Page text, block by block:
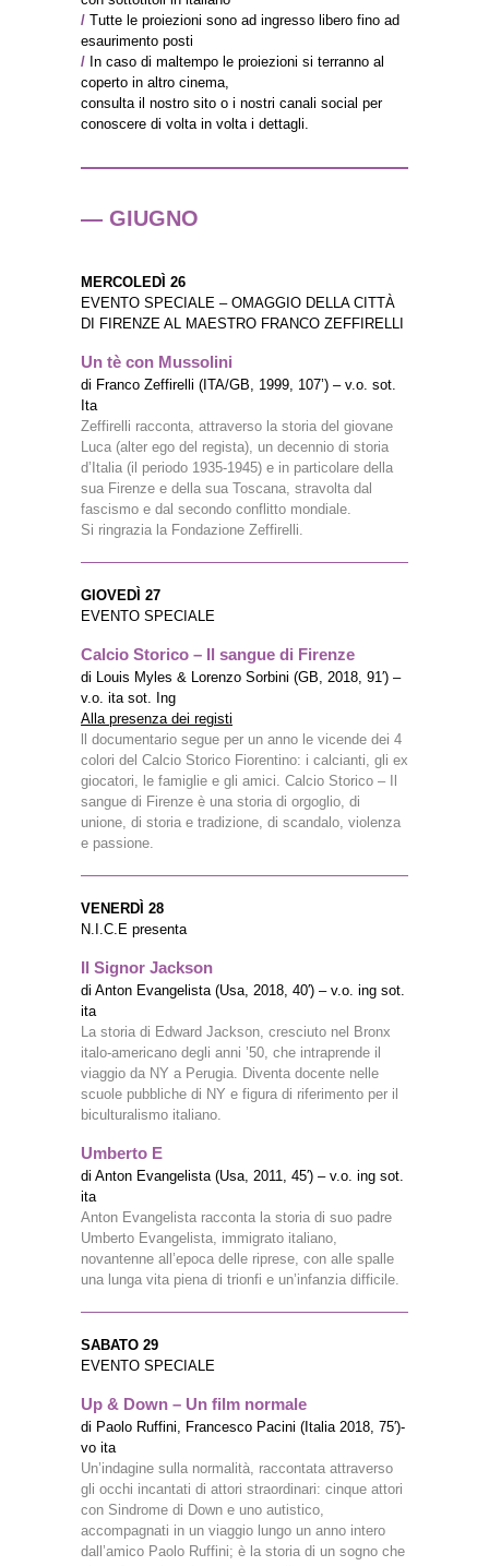
/ Tutte le proiezioni sono ad ingresso libero fino ad
esaurimento posti
/ In caso di maltempo le proiezioni si terranno al
coperto in altro cinema,
consulta il nostro sito o i nostri canali social per
conoscere di volta in volta i dettagli.
— GIUGNO
MERCOLEDÌ 26
EVENTO SPECIALE – OMAGGIO DELLA CITTÀ
DI FIRENZE AL MAESTRO FRANCO ZEFFIRELLI
Un tè con Mussolini
di Franco Zeffirelli (ITA/GB, 1999, 107’) – v.o. sot.
Ita
Zeffirelli racconta, attraverso la storia del giovane
Luca (alter ego del regista), un decennio di storia
d’Italia (il periodo 1935-1945) e in particolare della
sua Firenze e della sua Toscana, stravolta dal
fascismo e dal secondo conflitto mondiale.
Si ringrazia la Fondazione Zeffirelli.
GIOVEDÌ 27
EVENTO SPECIALE
Calcio Storico – Il sangue di Firenze
di Louis Myles & Lorenzo Sorbini (GB, 2018, 91′) –
v.o. ita sot. Ing
Alla presenza dei registi
ll documentario segue per un anno le vicende dei 4
colori del Calcio Storico Fiorentino: i calcianti, gli ex
giocatori, le famiglie e gli amici. Calcio Storico – Il
sangue di Firenze è una storia di orgoglio, di
unione, di storia e tradizione, di scandalo, violenza
e passione.
VENERDÌ 28
N.I.C.E presenta
Il Signor Jackson
di Anton Evangelista (Usa, 2018, 40′) – v.o. ing sot.
ita
La storia di Edward Jackson, cresciuto nel Bronx
italo-americano degli anni ’50, che intraprende il
viaggio da NY a Perugia. Diventa docente nelle
scuole pubbliche di NY e figura di riferimento per il
biculturalismo italiano.
Umberto E
di Anton Evangelista (Usa, 2011, 45′) – v.o. ing sot.
ita
Anton Evangelista racconta la storia di suo padre
Umberto Evangelista, immigrato italiano,
novantenne all’epoca delle riprese, con alle spalle
una lunga vita piena di trionfi e un’infanzia difficile.
SABATO 29
EVENTO SPECIALE
Up & Down – Un film normale
di Paolo Ruffini, Francesco Pacini (Italia 2018, 75′)-
vo ita
Un’indagine sulla normalità, raccontata attraverso
gli occhi incantati di attori straordinari: cinque attori
con Sindrome di Down e uno autistico,
accompagnati in un viaggio lungo un anno intero
dall’amico Paolo Ruffini; è la storia di un sogno che